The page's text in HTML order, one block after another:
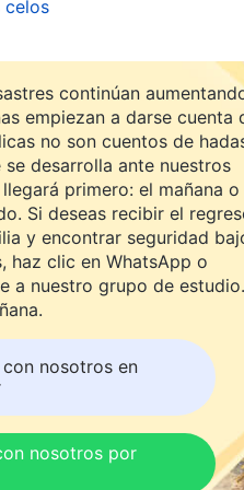
las cosas, me sentía
problemas mejor
para que el trabajo
algo requería
que ella en este
peor que ella! Desde
de problemas. Una
delante, me puse a
era correcta y me
sin solucionar
para que no
a nuestra eficacia.
yo había
celos
continúan
empiezan a darse cuenta
no son cuentos de
desarrolla ante nuestros
primero: el mañana o
Si deseas recibir el
y encontrar seguridad
haz clic en WhatsApp o
a nuestro grupo de estudio.
nosotros en
nosotros por